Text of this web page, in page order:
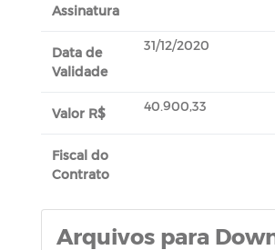
Assinatura
Data de
Validade
31/12/2020
Valor R$ 40.900,33
Fiscal do
Contrato
Arquivos para